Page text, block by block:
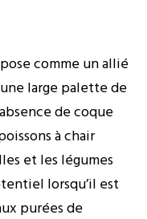
comme un allié
large palette de
de coque
à chair
et les légumes
lorsqu’il est
purées de